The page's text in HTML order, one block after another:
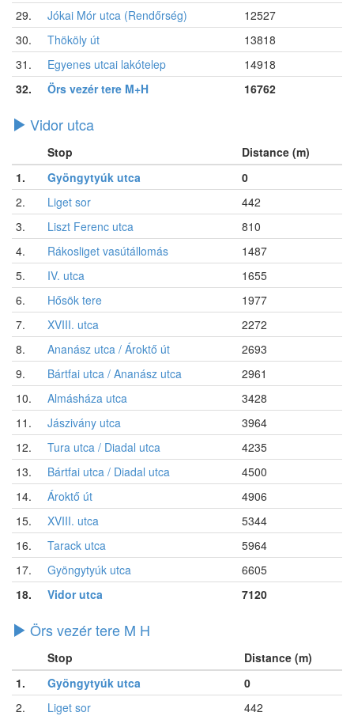
29.
Jókai Mór utca (Rendőrség)
12527
30.
Thököly út
13818
31.
Egyenes utcai lakótelep
14918
32.
Örs vezér tere M+H 16762
Vidor utca
Stop
Distance (m)
1.
Gyöngytyúk utca
0
2.
Liget sor
442
3.
Liszt Ferenc utca
810
4.
Rákosliget vasútállomás
1487
5.
IV. utca
1655
6.
Hősök tere
1977
7.
XVIII. utca
2272
8.
Ananász utca / Ároktő út
2693
9.
Bártfai utca / Ananász utca
2961
10.
Almásháza utca
3428
11.
Jászivány utca
3964
12.
Tura utca / Diadal utca
4235
13.
Bártfai utca / Diadal utca
4500
14.
Ároktő út
4906
15.
XVIII. utca
5344
16.
Tarack utca
5964
17.
Gyöngytyúk utca
6605
18.
Vidor utca 7120
Örs vezér tere M H
Stop
Distance (m)
1.
Gyöngytyúk utca
0
2.
Liget sor
442